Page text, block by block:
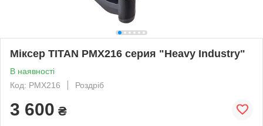
Міксер TITAN PMX216 серия "Heavy Industry"
В наявності
Код: PMX216
Роздріб
3 600 ₴